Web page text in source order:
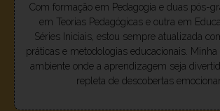
Com formação em Pedagogia e duas pós-
em Teorias Pedagógicas e outra em
Séries Iniciais, estou sempre atualizada
práticas e metodologias educacionais.
ambiente onde a aprendizagem seja
repleta de descobertas